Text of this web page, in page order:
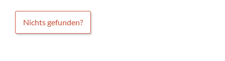
Nichts gefunden?